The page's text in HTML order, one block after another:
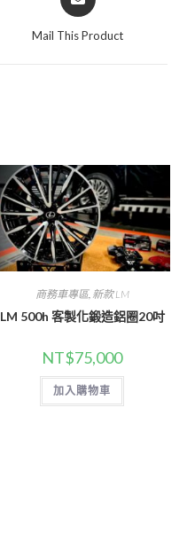
in
a
Mail This Product
商務車專區, 新款 LM
LM 500h 客製化鍛造鋁圈20吋
NT$75,000
加入購物車